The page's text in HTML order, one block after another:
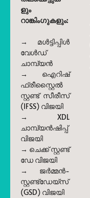
ളും
റാങ്കിംഗുകളും:
→ മൾട്ടിപ്പിൾ
വേൾഡ്
ചാമ്പ്യൻ
→ ഐറിഷ്
ഫ്രീസ്റ്റൈൽ
സ്റ്റണ്ട് സീരീസ്
(IFSS) വിജയി
→ XDL
ചാമ്പ്യൻഷിപ്പ്
വിജയി
→ ചെക്ക് സ്റ്റണ്ട്
ഡേ വിജയി
→ ജർമ്മൻ-
സ്റ്റണ്ട്ഡേയ്‌സ്
(GSD) വിജയി